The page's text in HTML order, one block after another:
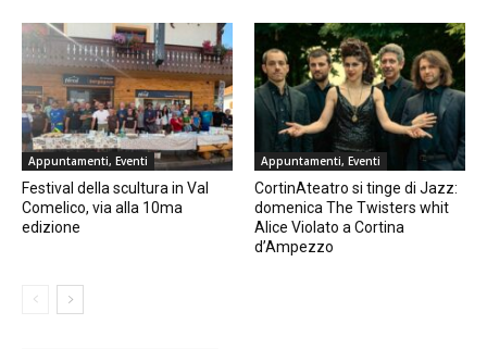
Appuntamenti, Eventi
Festival della scultura in Val
Comelico, via alla 10ma
edizione
Appuntamenti, Eventi
CortinAteatro si tinge di Jazz:
domenica The Twisters whit
Alice Violato a Cortina
d’Ampezzo